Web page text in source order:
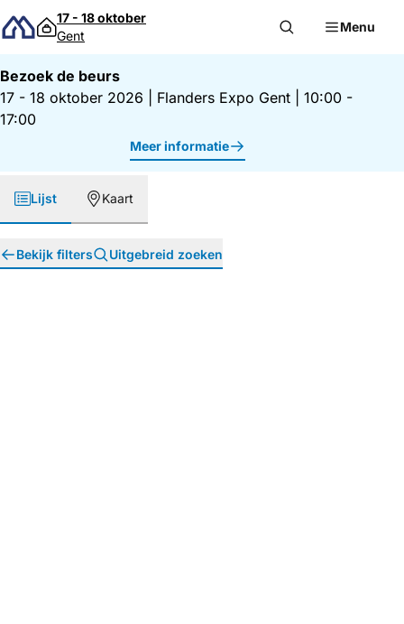
Direct naar inhoud
17 - 18 oktober
Gent
Menu
Bezoek de beurs
17 - 18 oktober 2026
Flanders Expo Gent
10:00 -
17:00
Meer informatie
Lijst Kaart
Bekijk filters Uitgebreid zoeken